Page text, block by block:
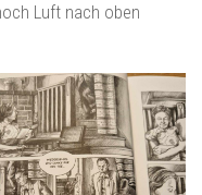
Luft nach oben